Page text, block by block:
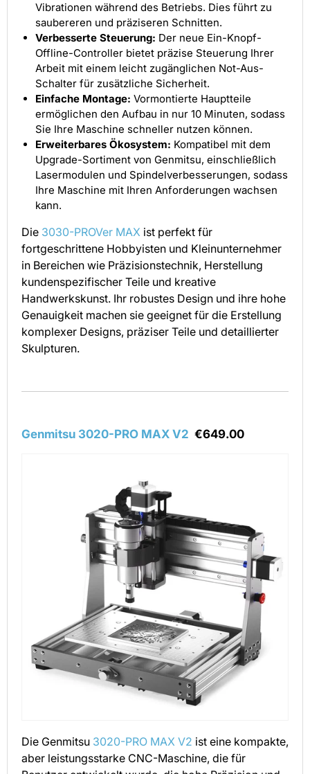
Vibrationen während des Betriebs. Dies führt zu
saubereren und präziseren Schnitten.
Verbesserte Steuerung: Der neue Ein-Knopf-
Offline-Controller bietet präzise Steuerung Ihrer
Arbeit mit einem leicht zugänglichen Not-Aus-
Schalter für zusätzliche Sicherheit.
Einfache Montage: Vormontierte Hauptteile
ermöglichen den Aufbau in nur 10 Minuten, sodass
Sie Ihre Maschine schneller nutzen können.
Erweiterbares Ökosystem: Kompatibel mit dem
Upgrade-Sortiment von Genmitsu, einschließlich
Lasermodulen und Spindelverbesserungen, sodass
Ihre Maschine mit Ihren Anforderungen wachsen
kann.
Die 3030-PROVer MAX ist perfekt für
fortgeschrittene Hobbyisten und Kleinunternehmer
in Bereichen wie Präzisionstechnik, Herstellung
kundenspezifischer Teile und kreative
Handwerkskunst. Ihr robustes Design und ihre hohe
Genauigkeit machen sie geeignet für die Erstellung
komplexer Designs, präziser Teile und detaillierter
Skulpturen.
Genmitsu 3020-PRO MAX V2 €649.00
Die Genmitsu 3020-PRO MAX V2 ist eine kompakte,
aber leistungsstarke CNC-Maschine, die für